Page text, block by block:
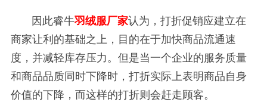
因此睿牛羽绒服厂家认为，打折促销应建立在
商家让利的基础之上，目的在于加快商品流通速
度，并减轻库存压力。但是当一个企业的服务质量
和商品品质同时下降时，打折实际上表明商品自身
价值的下降，而这样的打折则会赶走顾客。